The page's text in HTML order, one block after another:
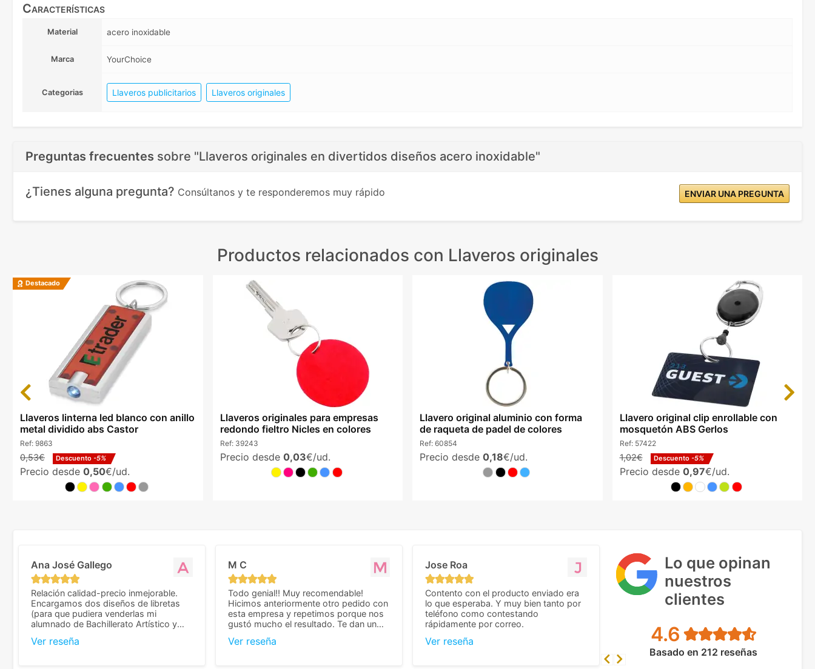
Características
Material acero inoxidable
Marca YourChoice
Categorias Llaveros publicitarios Llaveros originales
Preguntas frecuentes sobre "Llaveros originales en divertidos diseños acero inoxidable"
¿Tienes alguna pregunta? Consúltanos y te responderemos muy rápido ENVIAR UNA PREGUNTA
Productos relacionados con Llaveros originales
Destacado
Llaveros linterna led blanco con anillo
metal dividido abs Castor
Ref: 9863
0,53€ Descuento -5%
Precio desde 0,50€/ud.
Llaveros originales para empresas
redondo fieltro Nicles en colores
Ref: 39243
Precio desde 0,03€/ud.
Llavero original aluminio con forma
de raqueta de padel de colores
Ref: 60854
Precio desde 0,18€/ud.
Llavero original clip enrollable con
mosquetón ABS Gerlos
Ref: 57422
1,02€ Descuento -5%
Precio desde 0,97€/ud.
Previous Next
Lo que opinan
nuestros
clientes
4.6
Basado en 212 reseñas
Ana José Gallego
Relación calidad-precio inmejorable.
Encargamos dos diseños de libretas
(para que pudiera venderlas mi
alumnado de Bachillerato Artístico y
mejor presupuesto con diferencia, con
Ver reseña
M C
Todo genial!! Muy recomendable!
Hicimos anteriormente otro pedido con
esta empresa y repetimos porque nos
gustó mucho el resultado. Te dan un
que valoramos mucho cuando se trata
Ver reseña
Jose Roa
Contento con el producto enviado era
lo que esperaba. Y muy bien tanto por
teléfono como contestando
rápidamente por correo.
Ver reseña
Previous
Next